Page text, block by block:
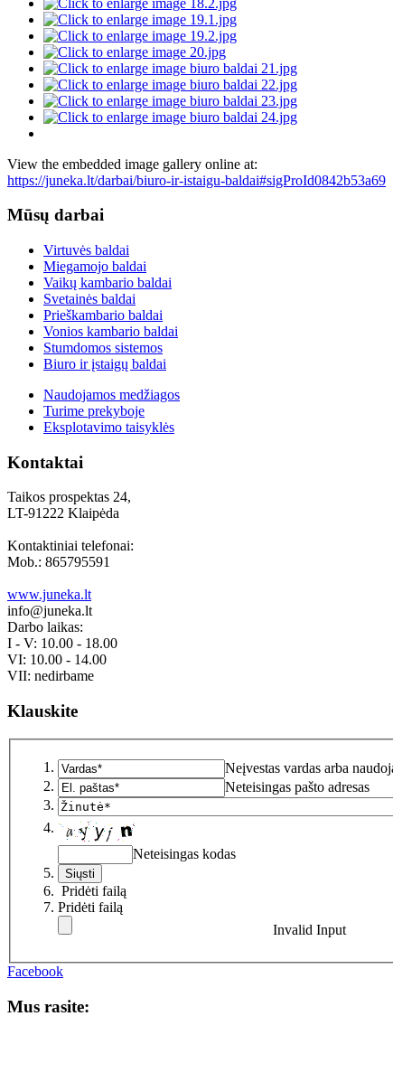
View the embedded image gallery online at:
https://juneka.lt/darbai/biuro-ir-istaigu-baldai#sigProId0842b53a69
Mūsų darbai
Virtuvės baldai
Miegamojo baldai
Vaikų kambario baldai
Svetainės baldai
Prieškambario baldai
Vonios kambario baldai
Stumdomos sistemos
Biuro ir įstaigų baldai
Naudojamos medžiagos
Turime prekyboje
Eksplotavimo taisyklės
Kontaktai
Taikos prospektas 24,
LT-91222 Klaipėda
Kontaktiniai telefonai:
Mob.: 865795591
www.juneka.lt
info@juneka.lt
Darbo laikas:
I - V: 10.00 - 18.00
VI: 10.00 - 14.00
VII: nedirbame
Klauskite
Neįvestas vardas arba
Neteisingas pašto adresas
Neteisingas kodas
Pridėti failą
Pridėti failą
Invalid Input
Facebook
Mus rasite: